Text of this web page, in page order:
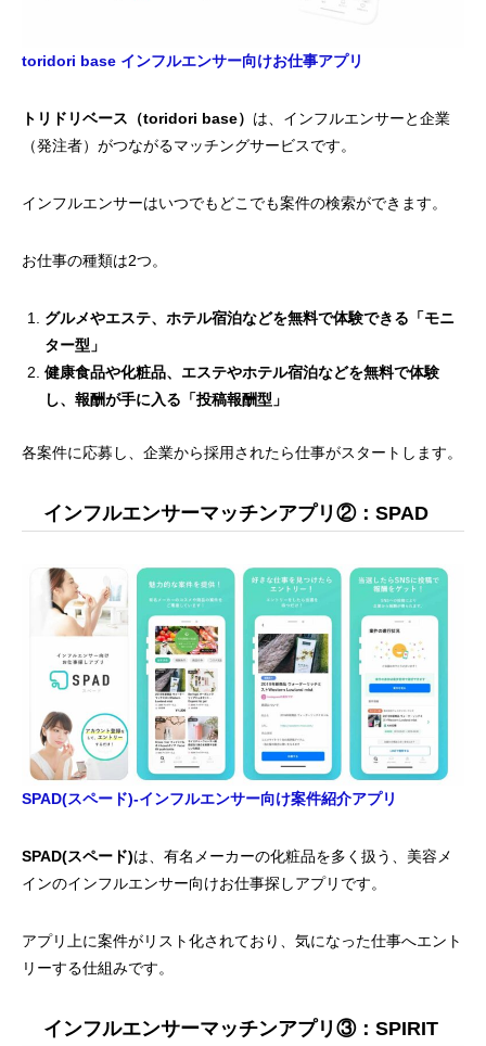
toridori base インフルエンサー向けお仕事アプリ
トリドリベース（toridori base） は、インフルエンサーと企業
（発注者）がつながるマッチングサービスです。
インフルエンサーはいつでもどこでも案件の検索ができます。
お仕事の種類は2つ。
グルメやエステ、ホテル宿泊などを無料で体験できる「モニ
ター型」
健康食品や化粧品、エステやホテル宿泊などを無料で体験
し、報酬が手に入る「投稿報酬型」
各案件に応募し、企業から採用されたら仕事がスタートします。
インフルエンサーマッチンアプリ②：SPAD
SPAD(スペード)-インフルエンサー向け案件紹介アプリ
SPAD(スペード)は、有名メーカーの化粧品を多く扱う、美容メ
インのインフルエンサー向けお仕事探しアプリです。
アプリ上に案件がリスト化されており、気になった仕事へエント
リーする仕組みです。
インフルエンサーマッチンアプリ③：SPIRIT